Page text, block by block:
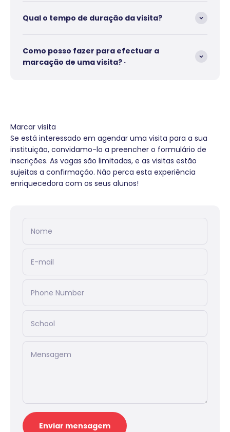
Qual o tempo de duração da visita?
Como posso fazer para efectuar a
marcação de uma visita? ·
Marcar visita
Se está interessado em agendar uma visita para a sua
instituição, convidamo-lo a preencher o formulário de
inscrições. As vagas são limitadas, e as visitas estão
sujeitas a confirmação. Não perca esta experiência
enriquecedora com os seus alunos!
Nome
E-mail
Phone Number
School
Mensagem
Enviar mensagem